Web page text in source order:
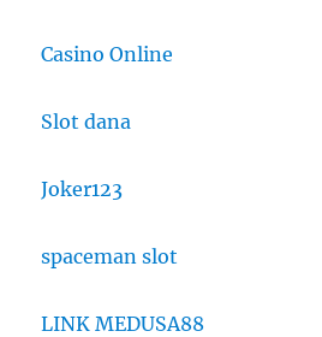
Casino Online
Slot dana
Joker123
spaceman slot
LINK MEDUSA88